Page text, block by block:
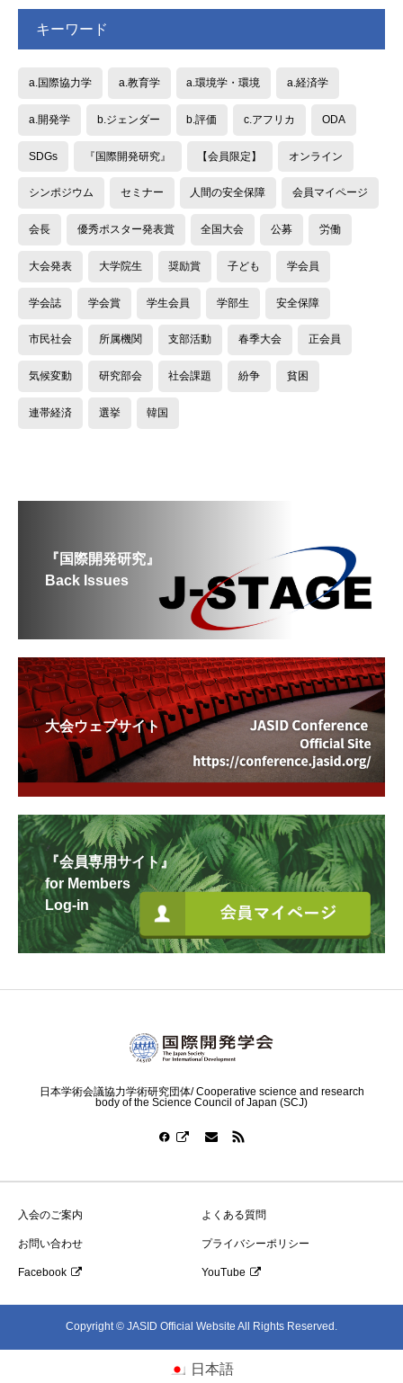
キーワード
a.国際協力学 a.教育学 a.環境学・環境 a.経済学
a.開発学 b.ジェンダー b.評価 c.アフリカ ODA
SDGs 『国際開発研究』 【会員限定】 オンライン
シンポジウム セミナー 人間の安全保障 会員マイページ
会長 優秀ポスター発表賞 全国大会 公募 労働
大会発表 大学院生 奨励賞 子ども 学会員
学会誌 学会賞 学生会員 学部生 安全保障
市民社会 所属機関 支部活動 春季大会 正会員
気候変動 研究部会 社会課題 紛争 貧困
連帯経済 選挙 韓国
『国際開発研究』
Back Issues
大会ウェブサイト
『会員専用サイト』
for Members
Log-in
日本学術会議協力学術研究団体/ Cooperative science and research
body of the Science Council of Japan (SCJ)
入会のご案内 よくある質問
お問い合わせ プライバシーポリシー
Facebook YouTube
Copyright © JASID Official Website All Rights Reserved.
日本語